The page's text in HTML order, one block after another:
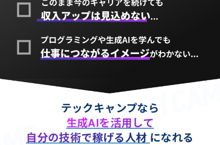
テックキャンプなら
生成AIを活用して
自分の技術で稼げる人材 になれる